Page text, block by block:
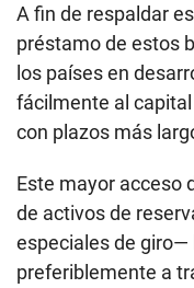
A fin de respaldar
préstamo de estos
los países en
fácilmente al
con plazos más
Este mayor acceso
de activos de
especiales de giro—
preferiblemente a